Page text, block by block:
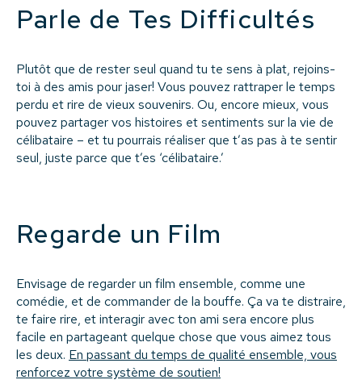
Parle de Tes Difficultés
Plutôt que de rester seul quand tu te sens à plat, rejoins-
toi à des amis pour jaser! Vous pouvez rattraper le temps
perdu et rire de vieux souvenirs. Ou, encore mieux, vous
pouvez partager vos histoires et sentiments sur la vie de
célibataire – et tu pourrais réaliser que t’as pas à te sentir
seul, juste parce que t’es ‘célibataire.’
Regarde un Film
Envisage de regarder un film ensemble, comme une
comédie, et de commander de la bouffe. Ça va te distraire,
te faire rire, et interagir avec ton ami sera encore plus
facile en partageant quelque chose que vous aimez tous
les deux. En passant du temps de qualité ensemble, vous
renforcez votre système de soutien!